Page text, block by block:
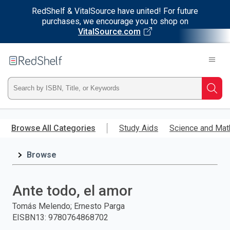
RedShelf & VitalSource have united! For future
purchases, we encourage you to shop on
VitalSource.com
main
RedShelf
Type
ISBN,
Title,
and
press
Browse All Categories Study Aids Science and
Browse
Ante todo, el amor
Tomás Melendo; Ernesto Parga
EISBN13: 9780764868702